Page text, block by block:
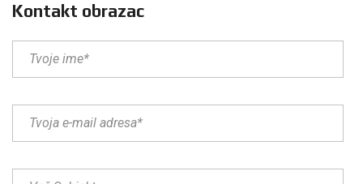
Kontakt obrazac